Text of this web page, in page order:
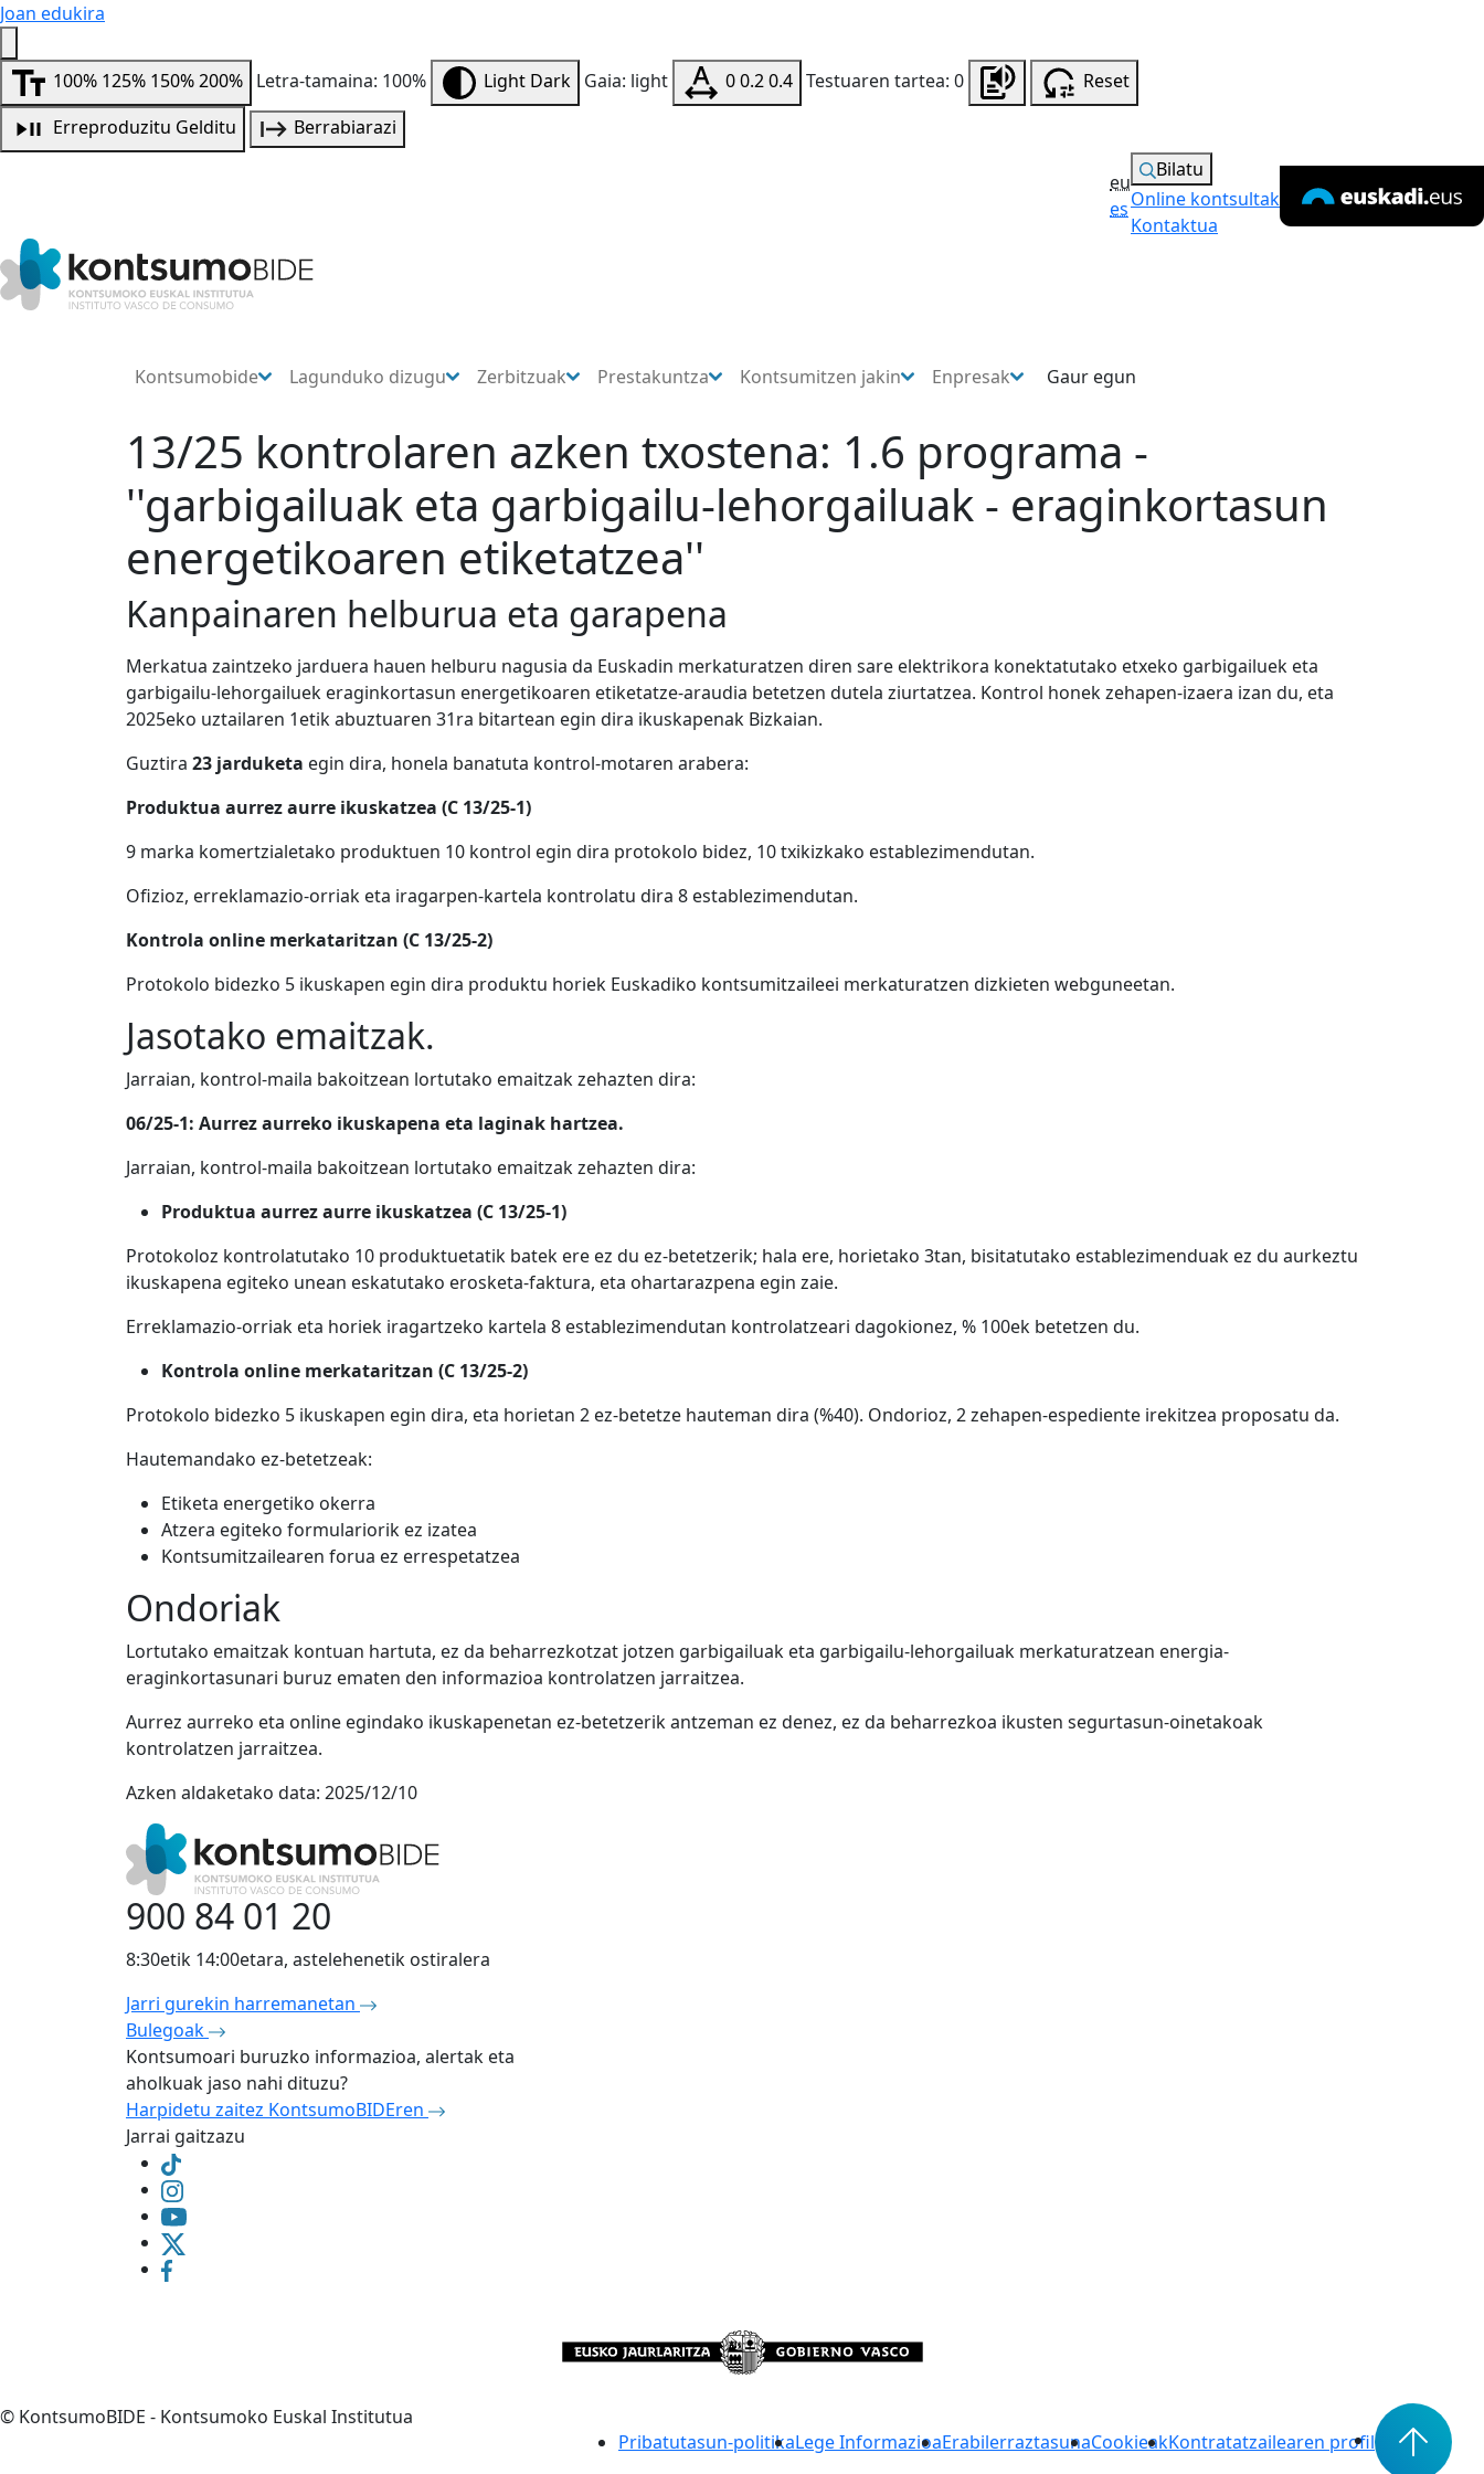
Joan edukira
100% 125% 150%200% Letra-tamaina: 100% Light Dark Gaia: light 00.20.4 Testuaren tartea: 0
Reset
Erreproduzitu Gelditu Berrabiarazi
eu
es
Bilatu
Online kontsultak
Kontaktua
Kontsumobide Lagunduko dizugu Zerbitzuak Prestakuntza Kontsumitzen jakin Enpresak Gaur egun
13/25 kontrolaren azken txostena: 1.6 programa -
''garbigailuak eta garbigailu-lehorgailuak - eraginkortasun
energetikoaren etiketatzea''
Kanpainaren helburua eta garapena
Merkatua zaintzeko jarduera hauen helburu nagusia da Euskadin merkaturatzen diren sare elektrikora konektatutako etxeko garbigailuek eta
garbigailu-lehorgailuek eraginkortasun energetikoaren etiketatze-araudia betetzen dutela ziurtatzea. Kontrol honek zehapen-izaera izan du, eta
2025eko uztailaren 1etik abuztuaren 31ra bitartean egin dira ikuskapenak Bizkaian.
Guztira 23 jarduketa egin dira, honela banatuta kontrol-motaren arabera:
Produktua aurrez aurre ikuskatzea (C 13/25-1)
9 marka komertzialetako produktuen 10 kontrol egin dira protokolo bidez, 10 txikizkako establezimendutan.
Ofizioz, erreklamazio-orriak eta iragarpen-kartela kontrolatu dira 8 establezimendutan.
Kontrola online merkataritzan (C 13/25-2)
Protokolo bidezko 5 ikuskapen egin dira produktu horiek Euskadiko kontsumitzaileei merkaturatzen dizkieten webguneetan.
Jasotako emaitzak.
Jarraian, kontrol-maila bakoitzean lortutako emaitzak zehazten dira:
06/25-1: Aurrez aurreko ikuskapena eta laginak hartzea.
Jarraian, kontrol-maila bakoitzean lortutako emaitzak zehazten dira:
Produktua aurrez aurre ikuskatzea (C 13/25-1)
Protokoloz kontrolatutako 10 produktuetatik batek ere ez du ez-betetzerik; hala ere, horietako 3tan, bisitatutako establezimenduak ez du aurkeztu
ikuskapena egiteko unean eskatutako erosketa-faktura, eta ohartarazpena egin zaie.
Erreklamazio-orriak eta horiek iragartzeko kartela 8 establezimendutan kontrolatzeari dagokionez, % 100ek betetzen du.
Kontrola online merkataritzan (C 13/25-2)
Protokolo bidezko 5 ikuskapen egin dira, eta horietan 2 ez-betetze hauteman dira (%40). Ondorioz, 2 zehapen-espediente irekitzea proposatu da.
Hautemandako ez-betetzeak:
Etiketa energetiko okerra
Atzera egiteko formulariorik ez izatea
Kontsumitzailearen forua ez errespetatzea
Ondoriak
Lortutako emaitzak kontuan hartuta, ez da beharrezkotzat jotzen garbigailuak eta garbigailu-lehorgailuak merkaturatzean energia-
eraginkortasunari buruz ematen den informazioa kontrolatzen jarraitzea.
Aurrez aurreko eta online egindako ikuskapenetan ez-betetzerik antzeman ez denez, ez da beharrezkoa ikusten segurtasun-oinetakoak
kontrolatzen jarraitzea.
Azken aldaketako data: 2025/12/10
900 84 01 20
8:30etik 14:00etara, astelehenetik ostiralera
Jarri gurekin harremanetan
Bulegoak
Kontsumoari buruzko informazioa, alertak eta
aholkuak jaso nahi dituzu?
Harpidetu zaitez KontsumoBIDEren
Jarrai gaitzazu
© KontsumoBIDE - Kontsumoko Euskal Institutua
Pribatutasun-politikaLege InformazioaErabilerraztasunaCookieakKontratatzailearen profil